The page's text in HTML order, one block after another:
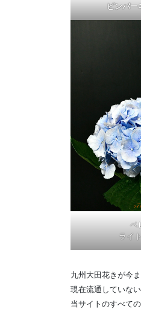
ピンパー
ベ
ライ
九州大田花きが今
現在流通していな
当サイトのすべて